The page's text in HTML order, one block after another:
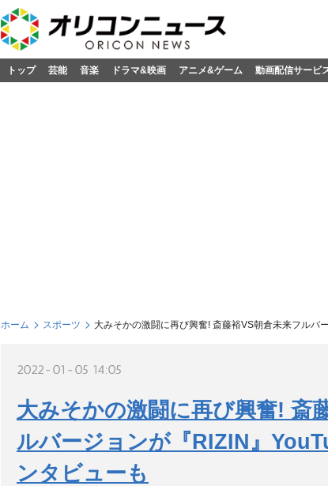
トップ 芸能 音楽 ドラマ&映画 アニメ&ゲーム 動画配信サービ
ホーム スポーツ 大みそかの激闘に再び興奮! 斎藤裕VS朝倉未来フルバ
2022-01-05 14:05
大みそかの激闘に再び興奮! 斎
ルバージョンが『RIZIN』
ンタビューも